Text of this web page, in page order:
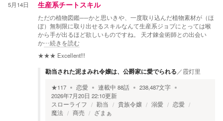
5月14日 生産系チートスキル
ただの植物図鑑──かと思いきや、一度取り込んだ植物素材が（ほ
ぼ）無制限に取り出せるスキルなんて生産系ジョブにとっては喉
から手が出るほど欲しいものですね。 天才錬金術師との出会い
か…続きを読む
★★★ Excellent!!!
勘当された泥まみれ令嬢は、公爵家に愛でられる ／霞灯里
★117 恋愛 連載中 88話 238,487文字
2026年7月20日 22:10更新
スローライフ
勘当 貴族令嬢 溺愛
恋愛
魔法
商売 ざまぁ